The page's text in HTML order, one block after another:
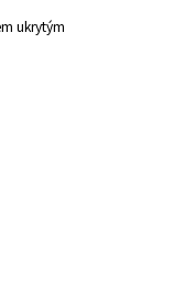
ukrytým